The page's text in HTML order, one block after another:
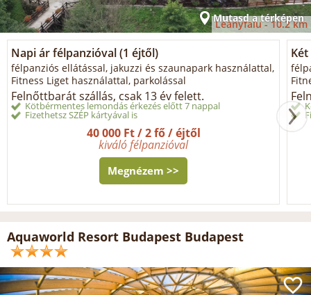
Mutasd a térképen
Leányfalu -10.2 km
Napi ár félpanzióval (1 éjtől)
félpanziós ellátással, jakuzzi és szaunapark használattal,
Fitness Liget használattal, parkolással
Felnőttbarát szállás, csak 13 év felett.
Kötbérmentes lemondás érkezés előtt 7 nappal
Fizethetsz SZÉP kártyával is
40 000 Ft / 2 fő / éjtől
kiváló félpanzióval
Megnézem >>
Aquaworld Resort Budapest Budapest